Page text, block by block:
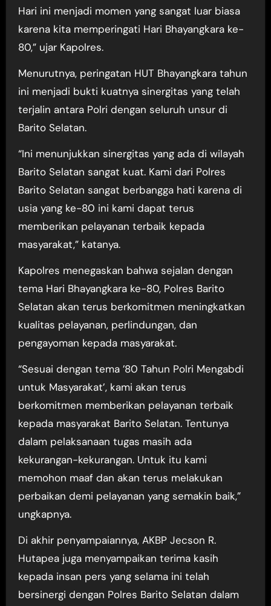
Hari ini menjadi momen yang sangat luar biasa
karena kita memperingati Hari Bhayangkara ke-
80,” ujar Kapolres.
Menurutnya, peringatan HUT Bhayangkara tahun
ini menjadi bukti kuatnya sinergitas yang telah
terjalin antara Polri dengan seluruh unsur di
Barito Selatan.
“Ini menunjukkan sinergitas yang ada di wilayah
Barito Selatan sangat kuat. Kami dari Polres
Barito Selatan sangat berbangga hati karena di
usia yang ke-80 ini kami dapat terus
memberikan pelayanan terbaik kepada
masyarakat,” katanya.
Kapolres menegaskan bahwa sejalan dengan
tema Hari Bhayangkara ke-80, Polres Barito
Selatan akan terus berkomitmen meningkatkan
kualitas pelayanan, perlindungan, dan
pengayoman kepada masyarakat.
“Sesuai dengan tema ’80 Tahun Polri Mengabdi
untuk Masyarakat’, kami akan terus
berkomitmen memberikan pelayanan terbaik
kepada masyarakat Barito Selatan. Tentunya
dalam pelaksanaan tugas masih ada
kekurangan-kekurangan. Untuk itu kami
memohon maaf dan akan terus melakukan
perbaikan demi pelayanan yang semakin baik,”
ungkapnya.
Di akhir penyampaiannya, AKBP Jecson R.
Hutapea juga menyampaikan terima kasih
kepada insan pers yang selama ini telah
bersinergi dengan Polres Barito Selatan dalam